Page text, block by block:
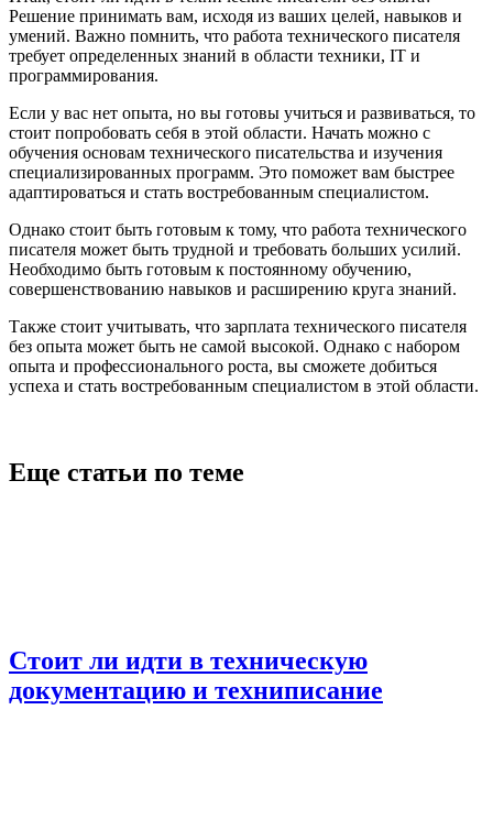
Решение принимать вам, исходя из ваших целей, навыков и
умений. Важно помнить, что работа технического писателя
требует определенных знаний в области техники, IT и
программирования.
Если у вас нет опыта, но вы готовы учиться и развиваться, то
стоит попробовать себя в этой области. Начать можно с
обучения основам технического писательства и изучения
специализированных программ. Это поможет вам быстрее
адаптироваться и стать востребованным специалистом.
Однако стоит быть готовым к тому, что работа технического
писателя может быть трудной и требовать больших усилий.
Необходимо быть готовым к постоянному обучению,
совершенствованию навыков и расширению круга знаний.
Также стоит учитывать, что зарплата технического писателя
без опыта может быть не самой высокой. Однако с набором
опыта и профессионального роста, вы сможете добиться
успеха и стать востребованным специалистом в этой области.
Еще статьи по теме
Стоит ли идти в техническую
документацию и техниписание